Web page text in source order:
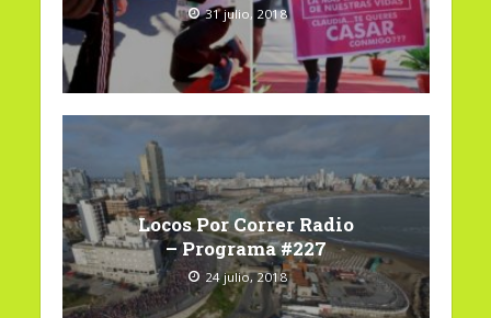
31 julio, 2018
Locos Por Correr Radio
– Programa #227
24 julio, 2018